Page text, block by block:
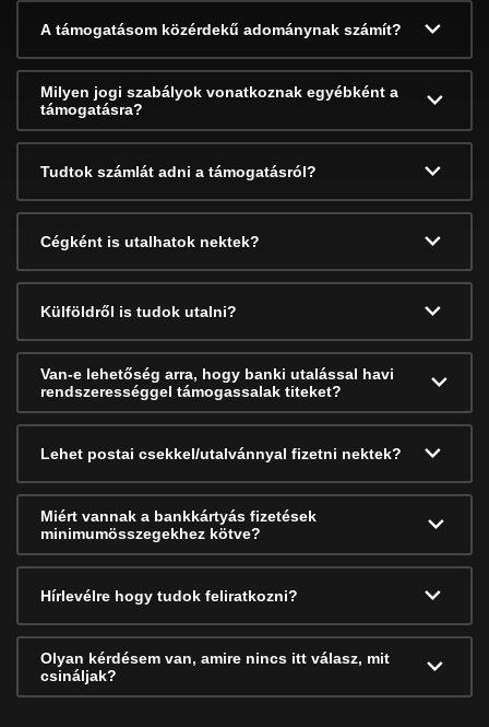
A támogatásom közérdekű adománynak számít?
Milyen jogi szabályok vonatkoznak egyébként a
támogatásra?
Tudtok számlát adni a támogatásról?
Cégként is utalhatok nektek?
Külföldről is tudok utalni?
Van-e lehetőség arra, hogy banki utalással havi
rendszerességgel támogassalak titeket?
Lehet postai csekkel/utalvánnyal fizetni nektek?
Miért vannak a bankkártyás fizetések
minimumösszegekhez kötve?
Hírlevélre hogy tudok feliratkozni?
Olyan kérdésem van, amire nincs itt válasz, mit
csináljak?